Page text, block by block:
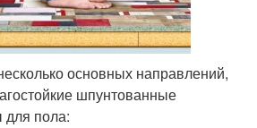
основных направлений,
шпунтованные
для пола: